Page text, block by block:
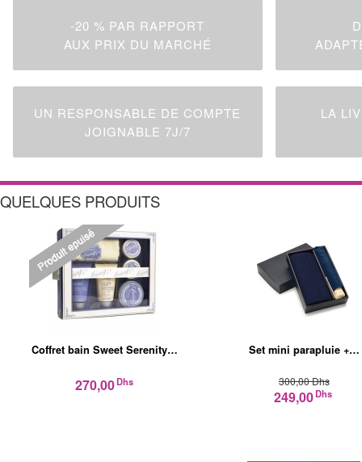
-20 % PAR RAPPORT
AUX PRIX DU MARCHÉ
UN RESPONSABLE DE COMPTE
JOIGNABLE 7J/7
LA
QUELQUES PRODUITS
Coffret bain Sweet Serenity…
270,00Dhs
Set mini parapluie +…
300,00 Dhs
249,00Dhs